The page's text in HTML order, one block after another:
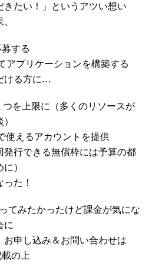
たい！」というアツい想い
する
アプリケーションを構築する
ける方に…
を上限に（多くのリソースが
使えるアカウントを提供
発行できる無償枠には予算の都
）
た！
てみたかったけど課金が気にな
に
申し込み＆お問い合わせは
の上